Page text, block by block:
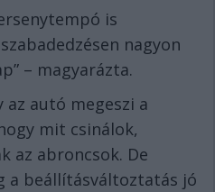
is
nagyon
– magyarázta.
az autó megeszi a
mit csinálok,
az abroncsok. De
a beállításváltoztatás jó